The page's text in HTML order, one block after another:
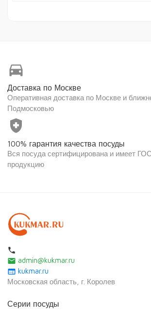
directions_car
Доставка по Москве
Оперативная доставка по Москве и
Подмосковью
health_and_safety
100% гарантия качества посуды
Вся посуда сертифицирована и имеет
продукцию
local_phone
email admin@kukmar.ru
web kukmar.ru
Московская область, г. Королев
Серии посуды